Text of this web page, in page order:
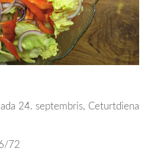
24. septembris, Ceturtdiena
72